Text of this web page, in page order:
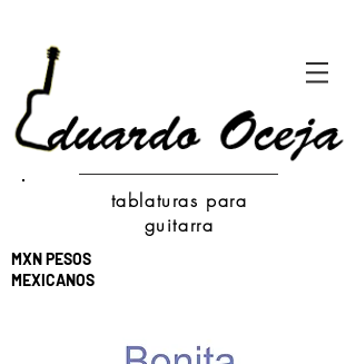
tablaturas para
guitarra
MXN PESOS
MEXICANOS